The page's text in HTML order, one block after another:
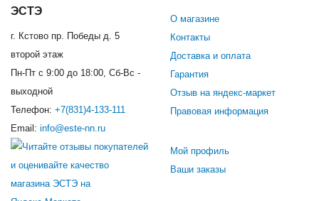
ЭСТЭ
г. Кстово пр. Победы д. 5
второй этаж
Пн-Пт с 9:00 до 18:00, Сб-Вс -
выходной
Телефон: +7(831)4-133-111
Email: info@este-nn.ru
О магазине
Контакты
Доставка и оплата
Гарантия
Отзыв на яндекс-маркет
Правовая информация
Мой профиль
Ваши заказы